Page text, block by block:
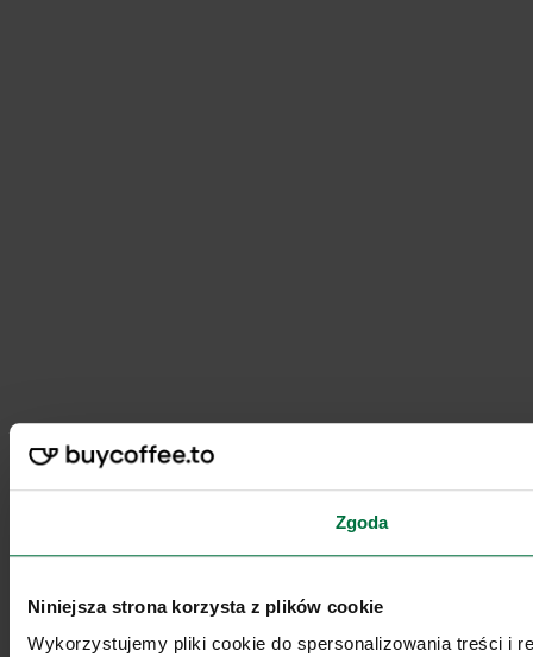
Zgoda
Niniejsza strona korzysta z plików cookie
Wykorzystujemy pliki cookie do spersonalizowania treści i